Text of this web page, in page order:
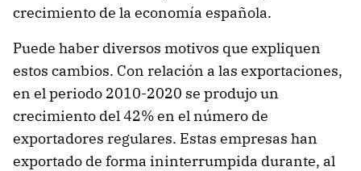
crecimiento de la economía española.
Puede haber diversos motivos que expliquen
estos cambios. Con relación a las exportaciones,
en el periodo 2010-2020 se produjo un
crecimiento del 42% en el número de
exportadores regulares. Estas empresas han
exportado de forma ininterrumpida durante, al